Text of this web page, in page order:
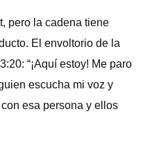
pero la cadena tiene
El envoltorio de la
“¡Aquí estoy! Me paro
escucha mi voz y
esa persona y ellos